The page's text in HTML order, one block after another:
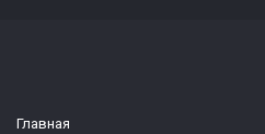
Главная